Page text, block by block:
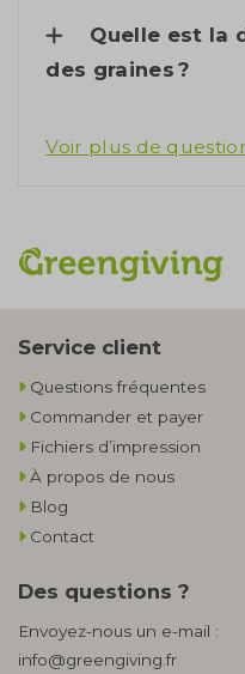
Quelle est la
des graines ?
Voir plus de
Service client
Questions fréquentes
Commander et payer
Fichiers d’impression
À propos de nous
Blog
Contact
Des questions ?
Envoyez-nous un e-mail :
info@greengiving.fr